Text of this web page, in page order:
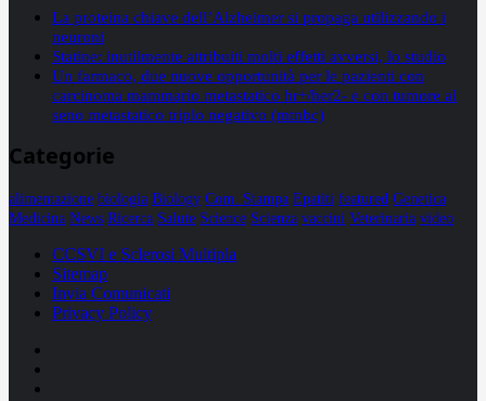
La proteina chiave dell’Alzheimer si propaga utilizzando i
neuroni
Statine: inutilmente attribuiti molti effetti avversi, lo studio
Un farmaco, due nuove opportunità per le pazienti con
carcinoma mammario metastatico hr+/her2- e con tumore al
seno metastatico triplo negativo (mtnbc)
Categorie
alimentazione biologia Biology Com. Stampa Epatiti featured Genetica
Medicina News Ricerca Salute Science Scienza vaccini Veterinaria video
CCSVI e Sclerosi Multipla
Sitemap
Invia Comunicati
Privacy Policy